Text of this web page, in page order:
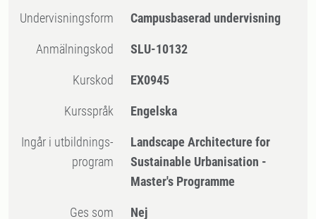
Undervisningsform Campusbaserad undervisning
Anmälningskod SLU-10132
Kurskod EX0945
Kursspråk Engelska
Ingår i utbildnings-
program
Landscape Architecture for
Sustainable Urbanisation -
Master's Programme
Ges som Nej